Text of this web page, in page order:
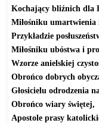
Kochający bliźnich dla
Miłośniku umartwienia
Przykładzie
Miłośniku ubóstwa i
Wzorze anielskiej
Obrońco dobrych
Głosicielu odrodzenia
Obrońco wiary świętej,
Apostole prasy